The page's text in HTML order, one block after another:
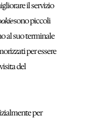
il servizio
sono piccoli
al suo terminale
per essere
del
per